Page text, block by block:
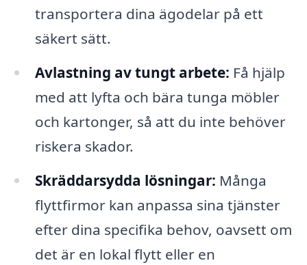
transportera dina ägodelar på ett
säkert sätt.
Avlastning av tungt arbete: Få hjälp
med att lyfta och bära tunga möbler
och kartonger, så att du inte behöver
riskera skador.
Skräddarsydda lösningar: Många
flyttfirmor kan anpassa sina tjänster
efter dina specifika behov, oavsett om
det är en lokal flytt eller en